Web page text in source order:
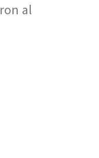
al